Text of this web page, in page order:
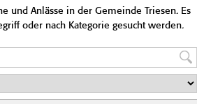
und Anlässe in der Gemeinde Triesen. Es
oder nach Kategorie gesucht werden.